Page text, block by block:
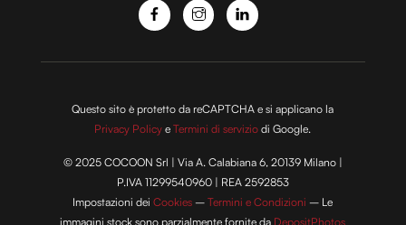
Questo sito è protetto da reCAPTCHA e si applicano la
Privacy Policy eTermini di servizio di Google.
© 2025 COCOON Srl | Via A. Calabiana 6, 20139 Milano |
P.IVA 11299540960 | REA 2592853
Impostazioni deiCookies –Termini e Condizioni – Le
immagini stock sono parzialmente fornite da DepositPhotos